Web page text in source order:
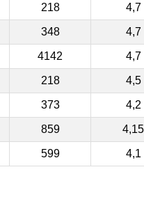
218 4,7
348 4,7
4142 4,7
218 4,5
373 4,2
859 4,15
599 4,1